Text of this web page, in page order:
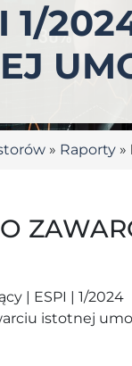
1/
» Raporty »
| ESPI | 1/2024
istotnej